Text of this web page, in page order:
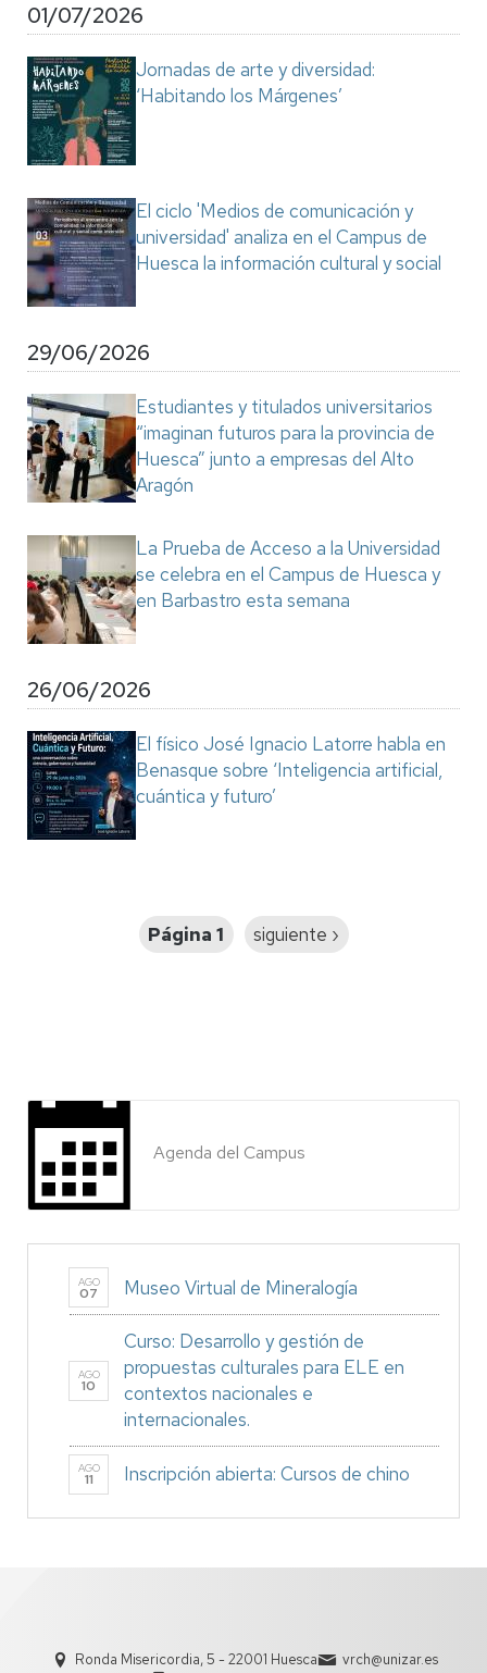
01/07/2026
Jornadas de arte y diversidad:
‘Habitando los Márgenes’
El ciclo 'Medios de comunicación y
universidad' analiza en el Campus de
Huesca la información cultural y social
29/06/2026
Estudiantes y titulados universitarios
“imaginan futuros para la provincia de
Huesca” junto a empresas del Alto
Aragón
La Prueba de Acceso a la Universidad
se celebra en el Campus de Huesca y
en Barbastro esta semana
26/06/2026
El físico José Ignacio Latorre habla en
Benasque sobre ‘Inteligencia artificial,
cuántica y futuro’
Página 1
Siguiente
siguiente ›
Agenda del Campus
AGO
07 Museo Virtual de Mineralogía
AGO
10
Curso: Desarrollo y gestión de
propuestas culturales para ELE en
contextos nacionales e
internacionales.
AGO
11 Inscripción abierta: Cursos de chino
Ronda Misericordia, 5 - 22001 Huesca
vrch@unizar.es